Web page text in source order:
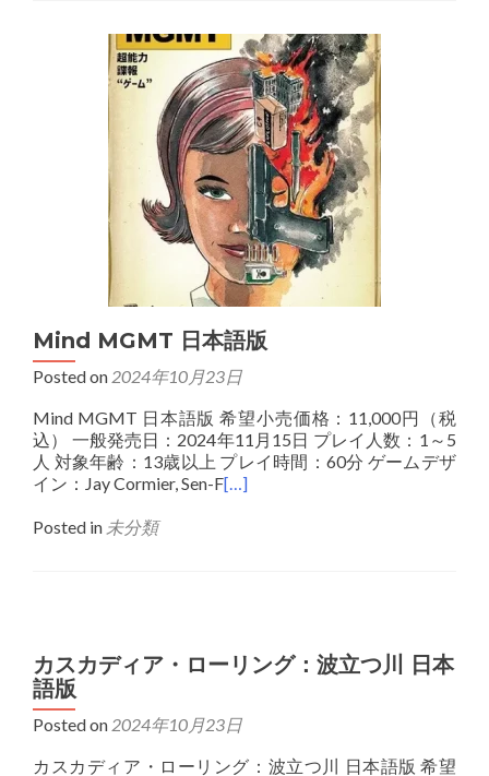
Mind MGMT 日本語版
Posted on 2024年10月23日
Mind MGMT 日本語版 希望小売価格：11,000円（税
込） 一般発売日：2024年11月15日 プレイ人数：1～5
人 対象年齢：13歳以上 プレイ時間：60分 ゲームデザ
イン：Jay Cormier, Sen-F[…]
Posted in 未分類
カスカディア・ローリング：波立つ川 日本
語版
Posted on 2024年10月23日
カスカディア・ローリング：波立つ川 日本語版 希望